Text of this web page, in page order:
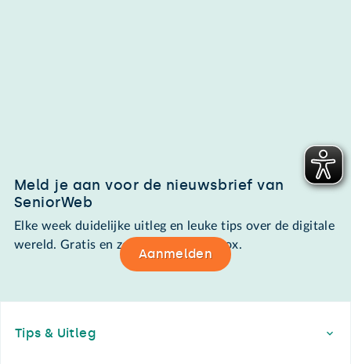
Meld je aan voor de nieuwsbrief van
SeniorWeb
Elke week duidelijke uitleg en leuke tips over de digitale
wereld. Gratis en zomaar in de mailbox.
Aanmelden
Tips & Uitleg